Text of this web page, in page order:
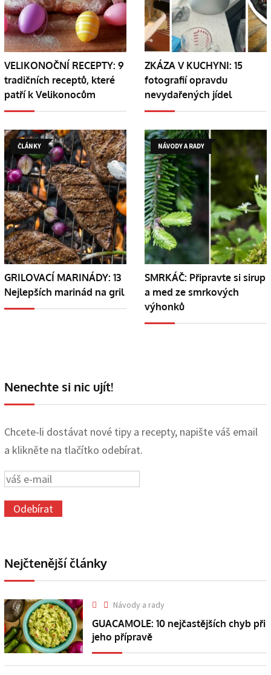
VELIKONOČNÍ RECEPTY: 9
tradičních receptů, které
patří k Velikonocům
ZKÁZA V KUCHYNI: 15
fotografií opravdu
nevydařených jídel
ČLÁNKY
GRILOVACÍ MARINÁDY: 13
Nejlepších marinád na gril
NÁVODY A RADY
SMRKÁČ: Připravte si sirup
a med ze smrkových
výhonků
Nenechte si nic ujít!
Chcete-li dostávat nové tipy a recepty, napište váš email
a klikněte na tlačítko odebírat.
Nejčtenější články
Návody a rady
GUACAMOLE: 10 nejčastějších chyb při
jeho přípravě